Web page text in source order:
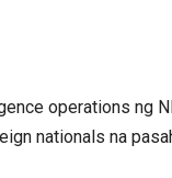
operations ng
nationals na